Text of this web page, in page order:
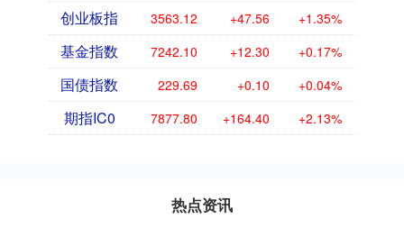
创业板指 3563.12 +47.56 +1.35%
基金指数 7242.10 +12.30 +0.17%
国债指数 229.69 +0.10 +0.04%
期指IC0 7877.80 +164.40 +2.13%
热点资讯